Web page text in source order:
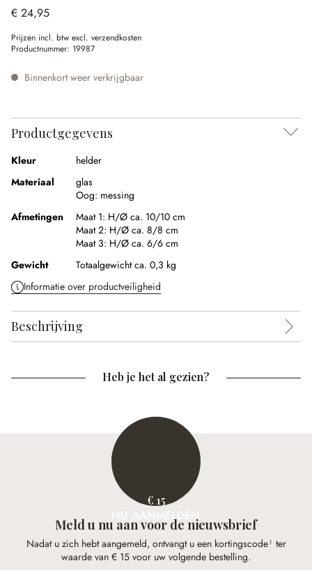
€ 24,95
Prijzen incl. btw excl. verzendkosten
Productnummer: 19987
Binnenkort weer verkrijgbaar
Productgegevens
Kleur
helder
Materiaal
glas
Oog: messing
Afmetingen
Maat 1: H/Ø ca. 10/10 cm
Maat 2: H/Ø ca. 8/8 cm
Maat 3: H/Ø ca. 6/6 cm
Gewicht
Totaalgewicht ca. 0,3 kg
Informatie over productveiligheid
Beschrijving
Heb je het al gezien?
€ 15
NU AANMELDEN
Meld u nu aan voor de nieuwsbrief
Nadat u zich hebt aangemeld, ontvangt u een kortingscode¹ ter
waarde van € 15 voor uw volgende bestelling.